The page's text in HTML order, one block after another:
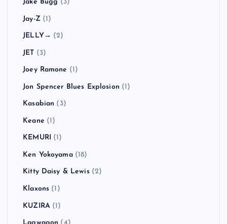
Jake Bugg (3)
Jay-Z(1)
JELLY→ (2)
JET (3)
Joey Ramone (1)
Jon Spencer Blues Explosion (1)
Kasabian (3)
Keane (1)
KEMURI (1)
Ken Yokoyama(18)
Kitty Daisy & Lewis(2)
Klaxons (1)
KUZIRA(1)